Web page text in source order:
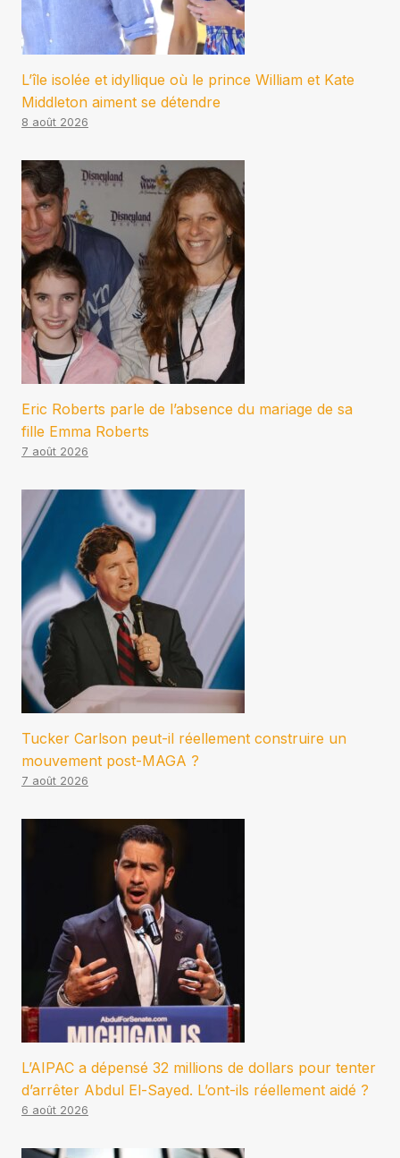
L’île isolée et idyllique où le prince William et Kate
Middleton aiment se détendre
8 août 2026
Eric Roberts parle de l’absence du mariage de sa
fille Emma Roberts
7 août 2026
Tucker Carlson peut-il réellement construire un
mouvement post-MAGA ?
7 août 2026
L’AIPAC a dépensé 32 millions de dollars pour tenter
d’arrêter Abdul El-Sayed. L’ont-ils réellement aidé ?
6 août 2026